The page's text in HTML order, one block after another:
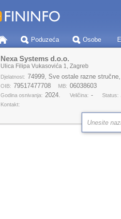
Poduzeća Osobe
Nexa Systems d.o.o.
Ulica Filipa Vukasovića 1, Zagreb
Djelatnost: 74999, Sve ostale razne
OIB: 79517477708 MB: 06038603
Godina osnivanja: 2024. Veličina: - Status:
Kontakt: